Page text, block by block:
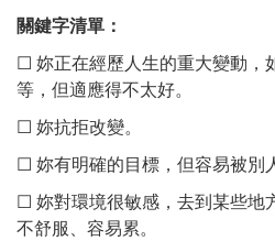
關鍵字清單：
☐ 妳正在經歷人生的重大變動，
等，但適應得不太好。
☐ 妳抗拒改變。
☐ 妳有明確的目標，但容易被別
☐ 妳對環境很敏感，去到某些地
不舒服、容易累。